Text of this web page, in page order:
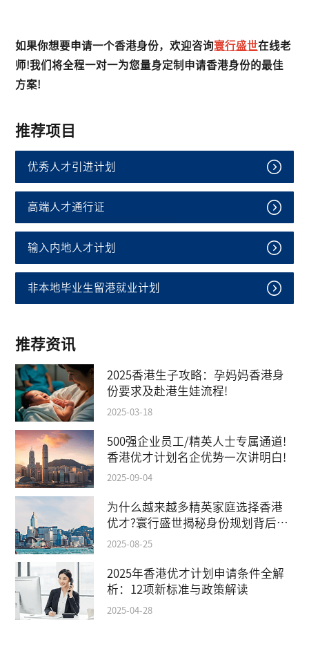
如果你想要申请一个香港身份，欢迎咨询寰行盛世在线老
师!我们将全程一对一为您量身定制申请香港身份的最佳
方案!
推荐项目
优秀人才引进计划
高端人才通行证
输入内地人才计划
非本地毕业生留港就业计划
推荐资讯
2025香港生子攻略：孕妈妈香港身
份要求及赴港生娃流程!
2025-03-18
500强企业员工/精英人士专属通道!
香港优才计划名企优势一次讲明白!
2025-09-04
为什么越来越多精英家庭选择香港
优才?寰行盛世揭秘身份规划背后的
教育红利
2025-08-25
2025年香港优才计划申请条件全解
析：12项新标准与政策解读
2025-04-28